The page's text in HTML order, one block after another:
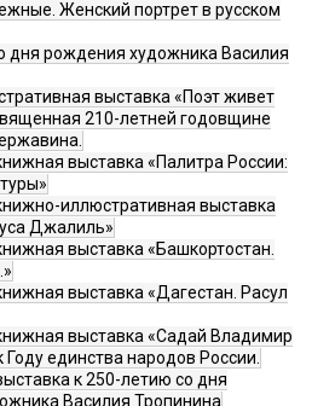
Женский портрет в русском
дня рождения художника Василия
выставка «Поэт живет
210-летней годовщине
выставка «Палитра России:
иллюстративная выставка
Джалиль»
выставка «Башкортостан.
выставка «Дагестан. Расул
выставка «Садай Владимир
Году единства народов России.
к 250-летию со дня
Василия Тропинина